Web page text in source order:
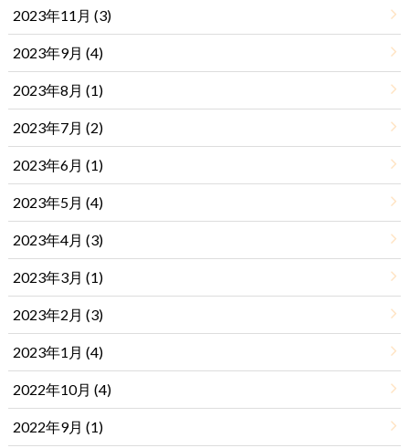
2023年11月 (3)
2023年9月 (4)
2023年8月 (1)
2023年7月 (2)
2023年6月 (1)
2023年5月 (4)
2023年4月 (3)
2023年3月 (1)
2023年2月 (3)
2023年1月 (4)
2022年10月 (4)
2022年9月 (1)